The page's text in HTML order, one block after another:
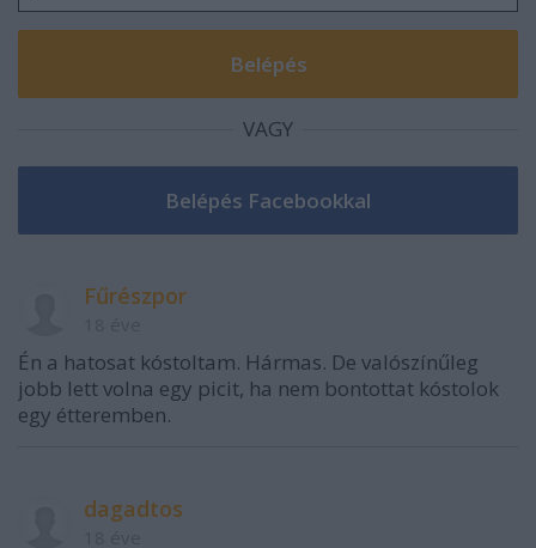
VAGY
Fűrészpor
Én a hatosat kóstoltam. Hármas. De valószínűleg
jobb lett volna egy picit, ha nem bontottat kóstolok
egy étteremben.
dagadtos